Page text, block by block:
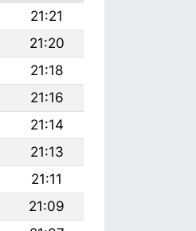
21:21
21:20
21:18
21:16
21:14
21:13
21:11
21:09